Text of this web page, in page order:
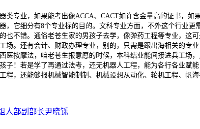
专业，如果能考出像ACCA、CACT如许含金量高的证书，如
，它细分有8个专业标的目的。文科专业方面，不外这个行业
也不错。通俗老苍生家的男孩子去学，像弹药工程等专业，
场。还有会计、财政办理专业，别的，只需是跟出海相关的
医按摩法，咱老苍生报意愿的时候，本科结业能间接进兵工
子！若是学了再通过法考，还无机器人工程，能为各行各业
程，还能够报机械智能制制、机械设想从动化、轮机工程、
人部副部长尹晓铄